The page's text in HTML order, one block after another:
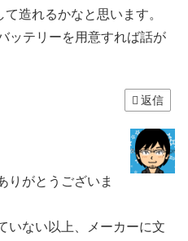
造れるかなと思います。
ッテリーを用意すれば話が
返信
りがとうございま
いない以上、メーカーに文